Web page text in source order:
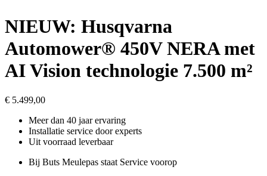
NIEUW: Husqvarna
Automower® 450V NERA met
AI Vision technologie 7.500 m²
€ 5.499,00
Meer dan 40 jaar ervaring
Installatie service door experts
Uit voorraad leverbaar
Bij Buts Meulepas staat Service voorop